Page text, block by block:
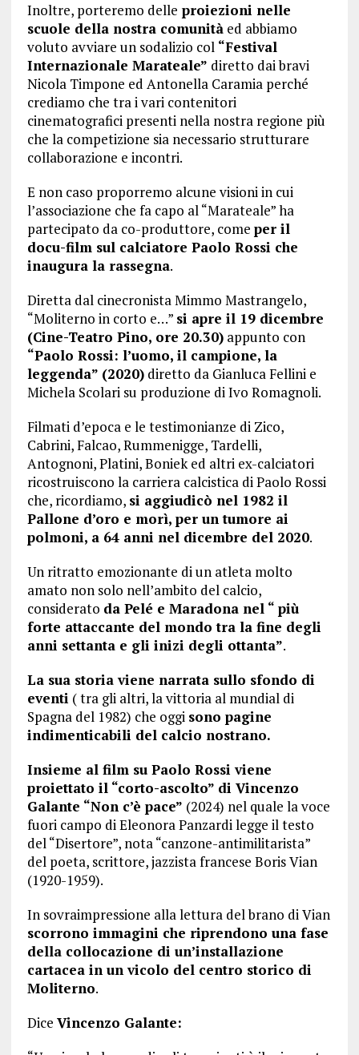
Inoltre, porteremo delle proiezioni nelle
scuole della nostra comunitàed abbiamo
voluto avviare un sodalizio col “Festival
Internazionale Marateale” diretto dai bravi
Nicola Timpone ed Antonella Caramia perché
crediamo che tra i vari contenitori
cinematografici presenti nella nostra regione più
che la competizione sia necessario strutturare
collaborazione e incontri.
E non caso proporremo alcune visioni in cui
l’associazione che fa capo al “Marateale” ha
partecipato da co-produttore, come per il
docu-film sul calciatore Paolo Rossi che
inaugura la rassegna.
Diretta dal cinecronista Mimmo Mastrangelo,
“Moliterno in corto e…” si apre il 19 dicembre
(Cine-Teatro Pino, ore 20.30)appunto con
“Paolo Rossi: l’uomo, il campione, la
leggenda” (2020)diretto da Gianluca Fellini e
Michela Scolari su produzione di Ivo Romagnoli.
Filmati d’epoca e le testimonianze di Zico,
Cabrini, Falcao, Rummenigge, Tardelli,
Antognoni, Platini, Boniek ed altri ex-calciatori
ricostruiscono la carriera calcistica di Paolo Rossi
che, ricordiamo, si aggiudicò nel 1982 il
Pallone d’oro e morì, per un tumore ai
polmoni, a 64 anni nel dicembre del 2020.
Un ritratto emozionante di un atleta molto
amato non solo nell’ambito del calcio,
considerato da Pelé e Maradona nel “ più
forte attaccante del mondo tra la fine degli
anni settanta e gli inizi degli ottanta”.
La sua storia viene narrata sullo sfondo di
eventi ( tra gli altri, la vittoria al mundial di
Spagna del 1982) che oggi sono pagine
indimenticabili del calcio nostrano.
Insieme al film su Paolo Rossi viene
proiettato il “corto-ascolto” di Vincenzo
Galante “Non c’è pace” (2024) nel quale la voce
fuori campo di Eleonora Panzardi legge il testo
del “Disertore”, nota “canzone-antimilitarista”
del poeta, scrittore, jazzista francese Boris Vian
(1920-1959).
In sovraimpressione alla lettura del brano di Vian
scorrono immagini che riprendono una fase
della collocazione di un’installazione
cartacea in un vicolo del centro storico di
Moliterno.
Dice Vincenzo Galante: